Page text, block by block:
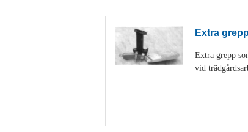
Extra
Extra grepp
vid